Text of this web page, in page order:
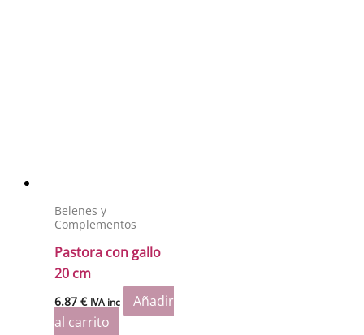
Belenes y
Complementos
Pastora con gallo
20 cm
6.87€ IVA inc
Añadir
al carrito